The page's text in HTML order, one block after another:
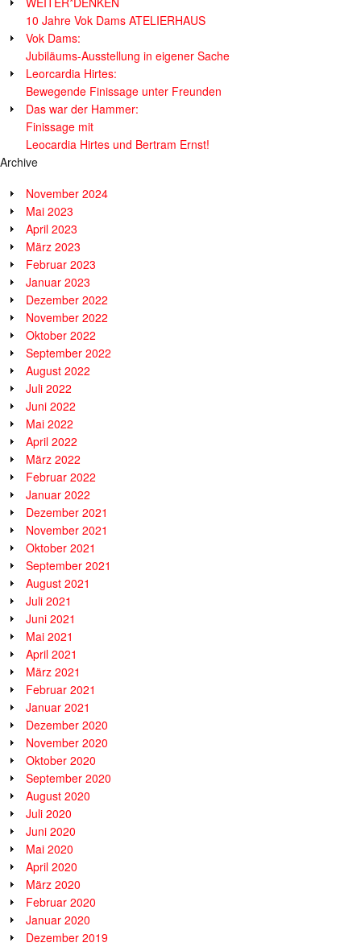
10 Jahre Vok Dams ATELIERHAUS
Vok Dams:
Jubiläums-Ausstellung in eigener Sache
Leorcardia Hirtes:
Bewegende Finissage unter Freunden
Das war der Hammer:
Finissage mit
Leocardia Hirtes und Bertram Ernst!
Archive
November 2024
Mai 2023
April 2023
März 2023
Februar 2023
Januar 2023
Dezember 2022
November 2022
Oktober 2022
September 2022
August 2022
Juli 2022
Juni 2022
Mai 2022
April 2022
März 2022
Februar 2022
Januar 2022
Dezember 2021
November 2021
Oktober 2021
September 2021
August 2021
Juli 2021
Juni 2021
Mai 2021
April 2021
März 2021
Februar 2021
Januar 2021
Dezember 2020
November 2020
Oktober 2020
September 2020
August 2020
Juli 2020
Juni 2020
Mai 2020
April 2020
März 2020
Februar 2020
Januar 2020
Dezember 2019